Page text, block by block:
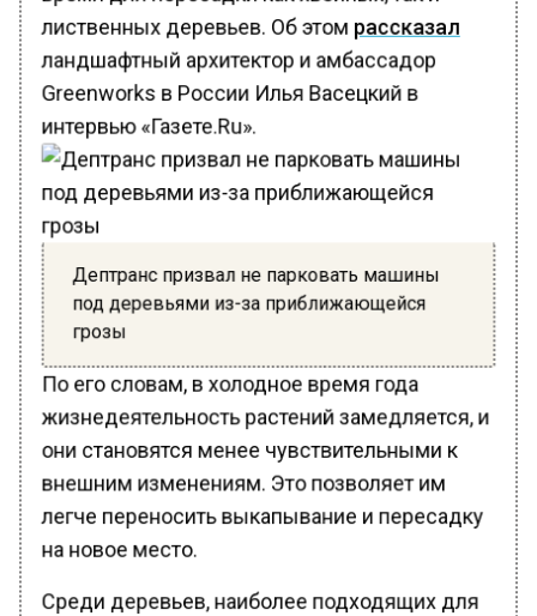
лиственных деревьев. Об этом рассказал
ландшафтный архитектор и амбассадор
Greenworks в России Илья Васецкий в
интервью «Газете.Ru».
Дептранс призвал не парковать машины
под деревьями из-за приближающейся
грозы
По его словам, в холодное время года
жизнедеятельность растений замедляется, и
они становятся менее чувствительными к
внешним изменениям. Это позволяет им
легче переносить выкапывание и пересадку
на новое место.
Среди деревьев, наиболее подходящих для